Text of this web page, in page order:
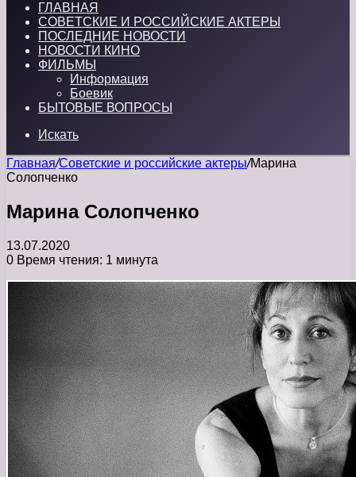
ГЛАВНАЯ
СОВЕТСКИЕ И РОССИЙСКИЕ АКТЕРЫ
ПОСЛЕДНИЕ НОВОСТИ
НОВОСТИ КИНО
ФИЛЬМЫ
Информация
Боевик
БЫТОВЫЕ ВОПРОСЫ
Искать
Главная/Советские и российские актеры/Марина
Солопченко
Марина Солопченко
13.07.2020
0 Время чтения: 1 минута